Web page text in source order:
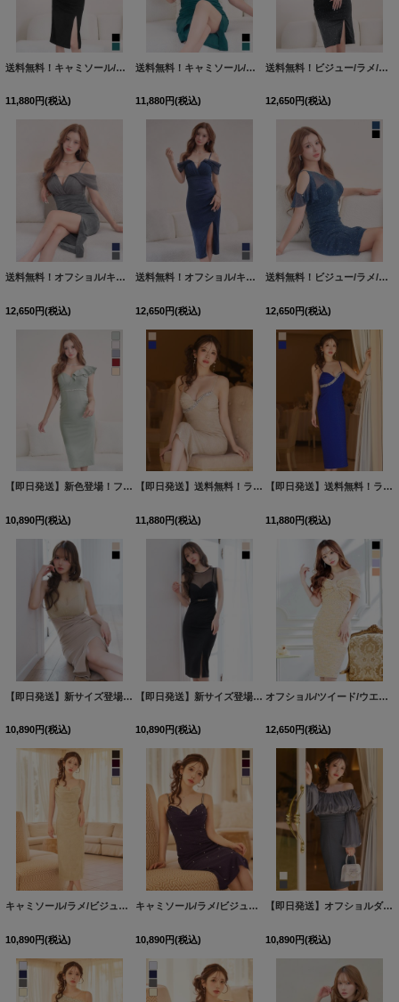
送料無料！キャミソール/ビジュー/ラメ生地/シアー/ギャザー/サイドスリット/タイト/ミディアムドレス/キャバドレス【XS-Mサイズ/2カラー】[OF03]【YN】dzjgFV
11,880円(税込)
送料無料！キャミソール/ビジュー/ラメ生地/シアー/ギャザー/サイドスリット/タイト/ミディアムドレス/キャバドレス【XS-Mサイズ/2カラー】[OF03]【YN】dzjgFV
11,880円(税込)
送料無料！ビジュー/ラメ/ストレッチ/ワンショル/チュール袖/サイドスリット/谷間見せ/ミディアムドレス/キャバドレス【XS-Mサイズ/2カラー】[OF01]【SB】dzjsFV【予約商品/8月中旬発送予定】
12,650円(税込)
送料無料！オフショル/キャミソール/チュール/ラメ/ストレッチ/ギャザー/タイト/スリット/ミディアムドレス/キャバドレス【XS-Mサイズ/2カラー】[OF01]【SB】dzqgFV【予約商品/8月中旬発送予定】
12,650円(税込)
送料無料！オフショル/キャミソール/チュール/ラメ/ストレッチ/ギャザー/タイト/スリット/ミディアムドレス/キャバドレス【XS-Mサイズ/2カラー】[OF01]【SB】dzqgFV【予約商品/8月中旬発送予定】
12,650円(税込)
送料無料！ビジュー/ラメ/ストレッチ/ワンショル/チュール袖/サイドスリット/谷間見せ/ミディアムドレス/キャバドレス【XS-Mサイズ/2カラー】[OF01]【SB】dzjsFV【予約商品/8月中旬発送予定】
12,650円(税込)
【即日発送】新色登場！フリル/ラメ生地/ノースリーブ/ビジュー/タイト/ミディアムドレス/キャバドレス【XS-Mサイズ/5カラー】[OF01] 【SB】dzwFV
10,890円(税込)
【即日発送】送料無料！ラメ生地/ビジュー/アシンメトリー/キャミソール/ストレッチ/谷間見せ/背中見せ/タイト/ミディアム/キャバドレス【S-Mサイズ/2カラー】[OF01]【SB】dzwuFV
11,880円(税込)
【即日発送】送料無料！ラメ生地/ビジュー/アシンメトリー/キャミソール/ストレッチ/谷間見せ/背中見せ/タイト/ミディアム/キャバドレス【S-Mサイズ/2カラー】[OF01]【SB】dzwuFV
11,880円(税込)
【即日発送】新サイズ登場!【送料無料】シアー/チュール/ラメ生地/ドッキング/ノースリーブ/タイト/スリット/ミディアムドレス/キャバドレス【XS-Lサイズ/2カラー】[OF03]【IM】dzmuFV
10,890円(税込)
【即日発送】新サイズ登場!【送料無料】シアー/チュール/ラメ生地/ドッキング/ノースリーブ/タイト/スリット/ミディアムドレス/キャバドレス【XS-Lサイズ/2カラー】[OF03]【IM】dzmuFV
10,890円(税込)
オフショル/ツイード/ウエストレース/ひざ丈/タイト/ミディアムドレス/キャバドレス【S-Lサイズ/4カラー】[HC02]
12,650円(税込)
キャミソール/ラメ/ビジュー/タイト/ストレッチ/谷間見せ/無地/ミディアムドレス/キャバドレス【XS-Lサイズ/4カラー】[OF03] 【YN】dzyFV
10,890円(税込)
キャミソール/ラメ/ビジュー/タイト/ストレッチ/谷間見せ/無地/ミディアムドレス/キャバドレス【XS-Lサイズ/4カラー】[OF03] 【YN】dzyFV
10,890円(税込)
【即日発送】オフショルダー/ベアトップ/バルーンスリーブ/シャーリング/シフォン/ラメ生地/ドッキング/タイト/スリット/ミディアムドレス/キャバドレス【S-Mサイズ/2カラー】[OF01]【SB】dzqFV
10,890円(税込)